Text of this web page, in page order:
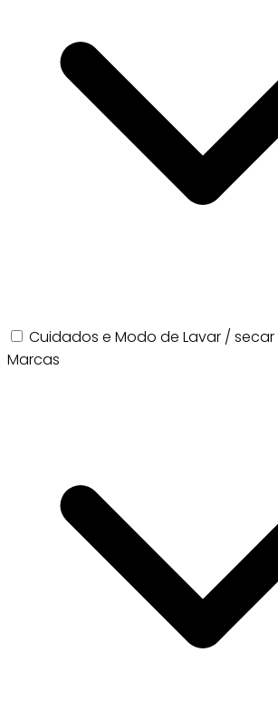
Cuidados e Modo de Lavar / secar
Marcas